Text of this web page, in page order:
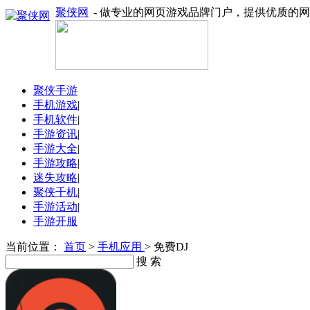
聚侠网 - 做专业的网页游戏品牌门户，提供优质的
聚侠手游
手机游戏|
手机软件|
手游资讯|
手游大全|
手游攻略|
迷失攻略|
聚侠千机|
手游活动|
手游开服
当前位置： 首页 > 手机应用 > 免费DJ
搜 索